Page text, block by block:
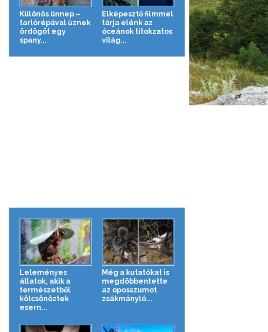
Különös ünnep –
tarlórépával űznek
ördögöt egy
spany...
Elképesztő filmmel
tárja elénk az
óceánok titokzatos
világ...
Leleményes
állatok, akik a
természetből
kölcsönöztek
esern...
Még a kutatókat is
megdöbbentette
az oposszumot
zsákmányló...